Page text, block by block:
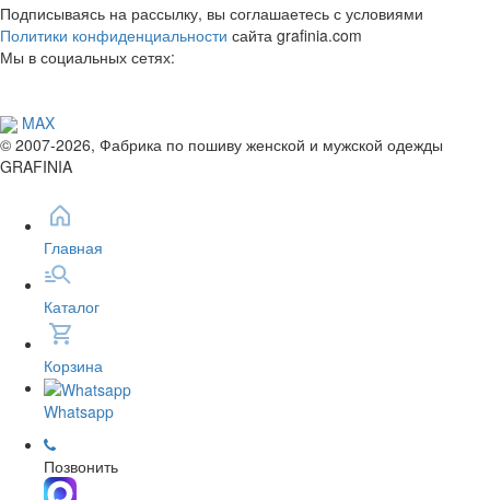
Подписываясь на рассылку, вы соглашаетесь с условиями
Политики конфиденциальности сайта grafinia.com
Мы в социальных сетях:
MAX
© 2007-2026, Фабрика по пошиву женской и мужской одежды
GRAFINIA
Главная
Каталог
Корзина
Whatsapp
Позвонить